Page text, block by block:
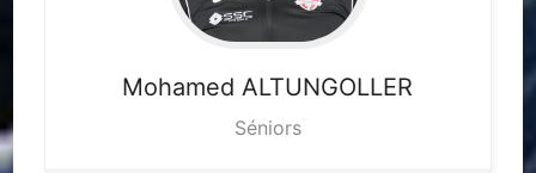
Mohamed ALTUNGOLLER
Séniors